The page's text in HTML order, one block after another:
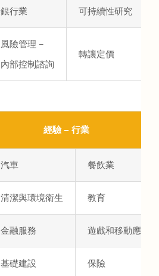
銀行業 可持續性研究
風險管理 –
內部控制諮詢
轉讓定價
經驗 – 行業
汽車 餐飲業
清潔與環境衛生 教育
金融服務 遊戲和移動應用
基礎建設 保險